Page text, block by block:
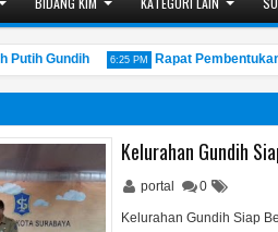
Gundih 6:25 PM Rapat Pembentukan
Kelurahan Gundih
portal 0
Kelurahan Gundih Siap